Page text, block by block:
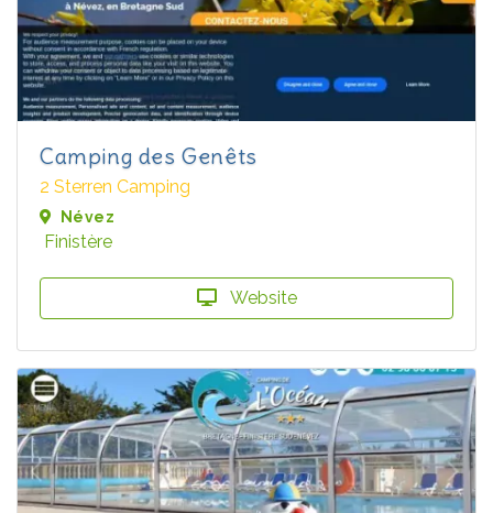
Camping des Genêts
2 Sterren Camping
Névez
Finistère
Website